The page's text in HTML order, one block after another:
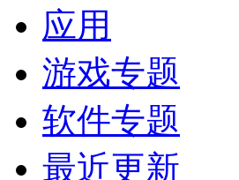
应用
游戏专题
软件专题
最近更新